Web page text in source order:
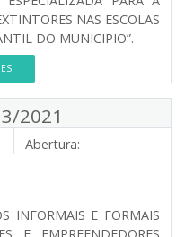
NAS ESCOLAS
DO MUNICIPIO”.
2021
Abertura:
INFORMAIS E FORMAIS